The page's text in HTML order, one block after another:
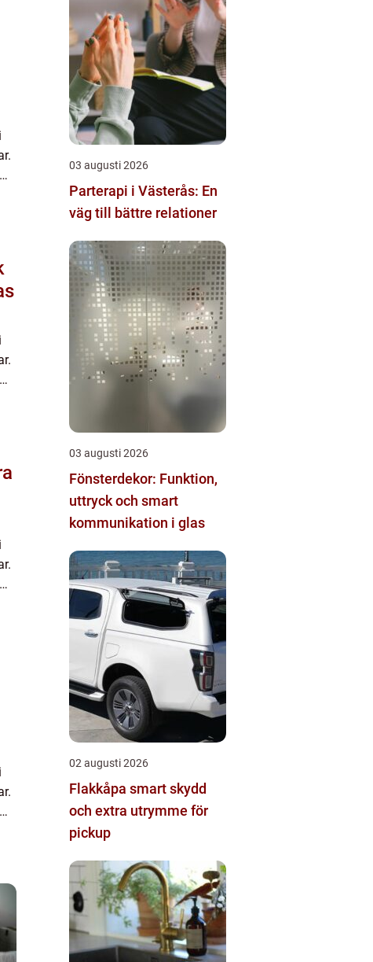
03 augusti 2026
Parterapi i Västerås: En
väg till bättre relationer
03 augusti 2026
Fönsterdekor: Funktion,
uttryck och smart
kommunikation i glas
02 augusti 2026
Flakkåpa smart skydd
och extra utrymme för
pickup